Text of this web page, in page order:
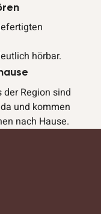
hörbar.
Region sind
und kommen
nach Hause.